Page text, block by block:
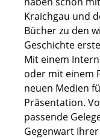
Kraichgau und
Bücher zu den
Geschichte
Mit einem
oder mit einem
neuen Medien
Präsentation.
passende
Gegenwart